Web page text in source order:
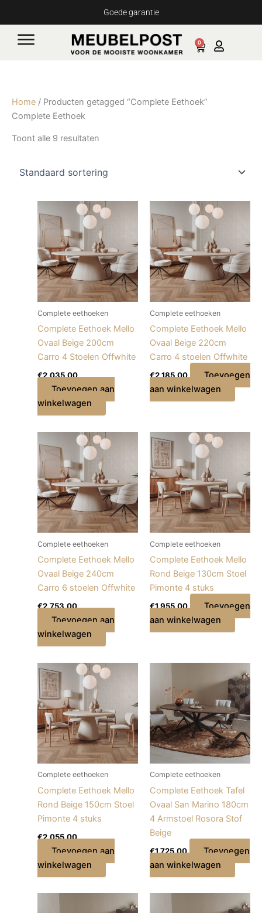
inhoud
Goede garantie
0
Cart
Home / Producten getagged “Complete Eethoek”
Complete Eethoek
Toont alle 9 resultaten
Complete eethoeken
Complete Eethoek Mello
Ovaal Beige 200cm
Carro 4 Stoelen Offwhite
€2.035,00
Toevoegen aan
winkelwagen
Complete eethoeken
Complete Eethoek Mello
Ovaal Beige 220cm
Carro 4 stoelen Offwhite
€2.185,00
Toevoegen
aan winkelwagen
Complete eethoeken
Complete Eethoek Mello
Ovaal Beige 240cm
Carro 6 stoelen Offwhite
€2.753,00
Toevoegen aan
winkelwagen
Complete eethoeken
Complete Eethoek Mello
Rond Beige 130cm Stoel
Pimonte 4 stuks
€1.955,00
Toevoegen
aan winkelwagen
Complete eethoeken
Complete Eethoek Mello
Rond Beige 150cm Stoel
Pimonte 4 stuks
€2.055,00
Toevoegen aan
winkelwagen
Complete eethoeken
Complete Eethoek Tafel
Ovaal San Marino 180cm
4 Armstoel Rosora Stof
Beige
€1.725,00
Toevoegen
aan winkelwagen